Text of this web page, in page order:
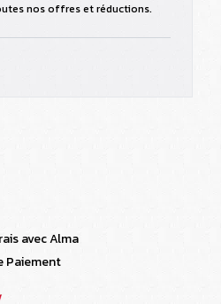
nos offres et réductions.
avec Alma
Paiement